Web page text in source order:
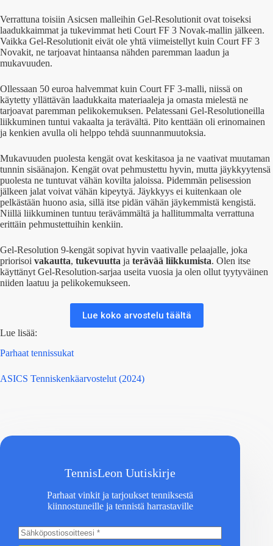
Verrattuna toisiin Asicsen malleihin Gel-Resolutionit ovat toiseksi
laadukkaimmat ja tukevimmat heti Court FF 3 Novak-mallin jälkeen.
Vaikka Gel-Resolutionit eivät ole yhtä viimeistellyt kuin Court FF 3
Novakit, ne tarjoavat hintaansa nähden paremman laadun ja
mukavuuden.
Ollessaan 50 euroa halvemmat kuin Court FF 3-malli, niissä on
käytetty yllättävän laadukkaita materiaaleja ja omasta mielestä ne
tarjoavat paremman pelikokemuksen. Pelatessani Gel-Resolutioneilla
liikkuminen tuntui vakaalta ja terävältä. Pito kenttään oli erinomainen
ja kenkien avulla oli helppo tehdä suunnanmuutoksia.
Mukavuuden puolesta kengät ovat keskitasoa ja ne vaativat muutaman
tunnin sisäänajon. Kengät ovat pehmustettu hyvin, mutta jäykkyytensä
puolesta ne tuntuvat vähän kovilta jaloissa. Pidemmän pelisession
jälkeen jalat voivat vähän kipeytyä. Jäykkyys ei kuitenkaan ole
pelkästään huono asia, sillä itse pidän vähän jäykemmistä kengistä.
Niillä liikkuminen tuntuu terävämmältä ja hallitummalta verrattuna
erittäin pehmustettuihin kenkiin.
Gel-Resolution 9-kengät sopivat hyvin vaativalle pelaajalle, joka
priorisoi vakautta, tukevuutta ja terävää liikkumista. Olen itse
käyttänyt Gel-Resolution-sarjaa useita vuosia ja olen ollut tyytyväinen
niiden laatuu ja pelikokemukseen.
Lue koko arvostelu täältä
Lue lisää:
Parhaat tennissukat
ASICS Tenniskenkäarvostelut (2024)
TennisLeon Uutiskirje
Parhaat vinkit ja tarjoukset tenniksestä
kiinnostuneille ja tennistä harrastaville